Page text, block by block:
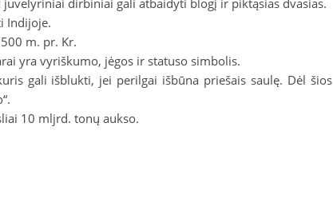
Indijoje.
m. pr. Kr.
yra vyriškumo, jėgos ir statuso simbolis.
gali išblukti, jei perilgai išbūna priešais saulę. Dėl šios
10 mljrd. tonų aukso.